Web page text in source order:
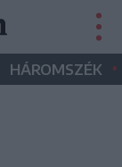
HÁROMSZÉK •